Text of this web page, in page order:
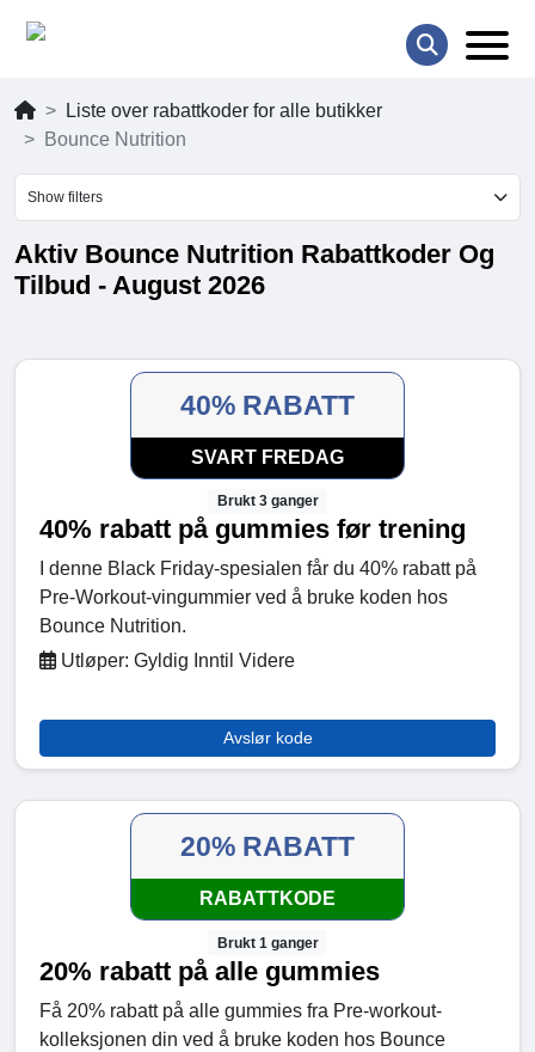
Liste over rabattkoder for alle butikker
Bounce Nutrition
Show filters
Aktiv Bounce Nutrition Rabattkoder Og
Tilbud - August 2026
40% RABATT
SVART FREDAG
Brukt 3 ganger
40% rabatt på gummies før trening
I denne Black Friday-spesialen får du 40% rabatt på
Pre-Workout-vingummier ved å bruke koden hos
Bounce Nutrition.
Utløper: Gyldig Inntil Videre
Avslør kode
20% RABATT
RABATTKODE
Brukt 1 ganger
20% rabatt på alle gummies
Få 20% rabatt på alle gummies fra Pre-workout-
kolleksjonen din ved å bruke koden hos Bounce